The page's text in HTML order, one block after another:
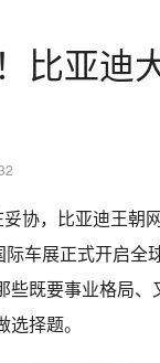
比亚迪
妥协，比亚迪王
车展正式开启全
些既要事业格局
择题。